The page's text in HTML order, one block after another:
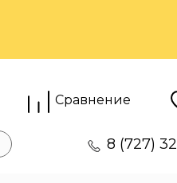
Сравнение
8 (727)